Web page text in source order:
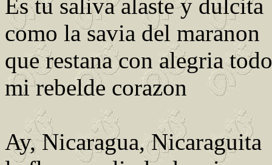
Es tu saliva alaste y dulcita
como la savia del maranon
que restana con alegria
mi rebelde corazon
Ay, Nicaragua, Nicaraguita